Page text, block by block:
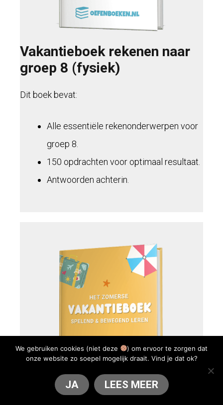
Vakantieboek rekenen naar
groep 8 (fysiek)
Dit boek bevat:
Alle essentiële rekenonderwerpen voor
groep 8.
150 opdrachten voor optimaal resultaat.
Antwoorden achterin.
We gebruiken cookies (niet deze
) om ervoor te zorgen dat
onze website zo soepel mogelijk draait. Vind je dat ok?
JA LEES MEER